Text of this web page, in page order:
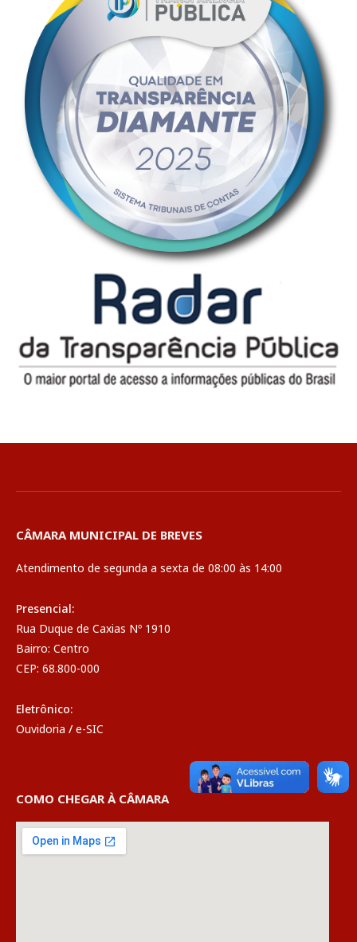
CÂMARA MUNICIPAL DE BREVES
Atendimento de segunda a sexta de 08:00 às 14:00
Presencial:
Rua Duque de Caxias Nº 1910
Bairro: Centro
CEP: 68.800-000
Eletrônico:
Ouvidoria / e-SIC
COMO CHEGAR À CÂMARA